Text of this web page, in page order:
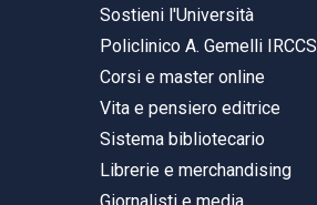
Sostieni l'Università
Policlinico A. Gemelli IRCCS
Corsi e master online
Vita e pensiero editrice
Sistema bibliotecario
Librerie e merchandising